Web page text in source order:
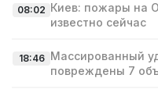
08:02 Киев: пожары на
известно сейчас
18:46 Массированный
повреждены 7